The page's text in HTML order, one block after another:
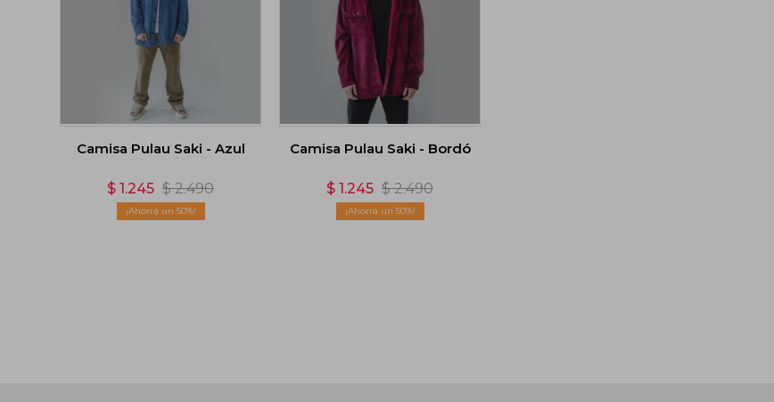
Camisa Pulau Saki - Azul
$ 1.245 $ 2.490
50
Camisa Pulau Saki - Bordó
$ 1.245 $ 2.490
50